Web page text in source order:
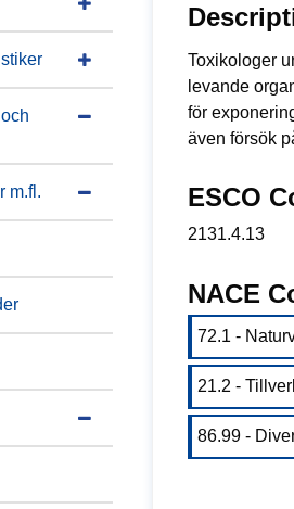
m.fl.
Toxikologer
levande
för
även försök
ESCO
2131.4.13
NACE
72.1 -
21.2 -
86.99 -